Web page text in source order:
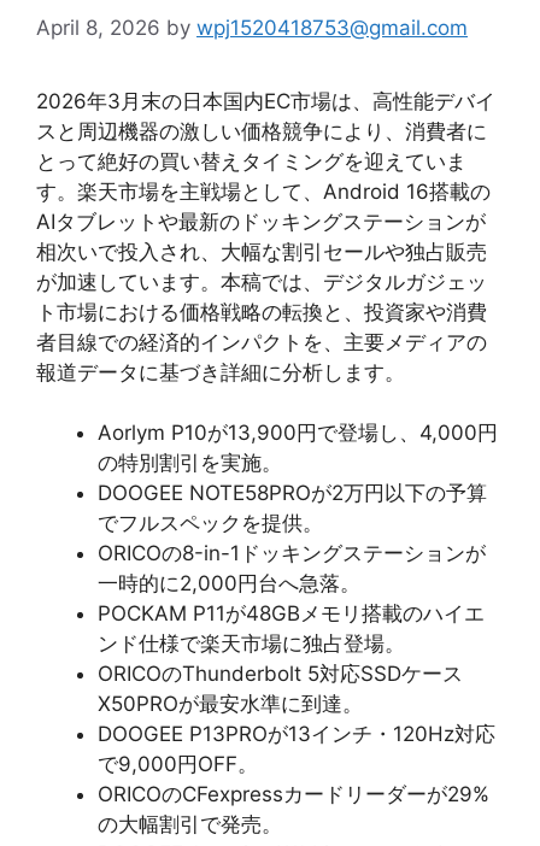
April 8, 2026 by wpj1520418753@gmail.com
2026年3月末の日本国内EC市場は、高性能デバイ
スと周辺機器の激しい価格競争により、消費者に
とって絶好の買い替えタイミングを迎えていま
す。楽天市場を主戦場として、Android 16搭載の
AIタブレットや最新のドッキングステーションが
相次いで投入され、大幅な割引セールや独占販売
が加速しています。本稿では、デジタルガジェッ
ト市場における価格戦略の転換と、投資家や消費
者目線での経済的インパクトを、主要メディアの
報道データに基づき詳細に分析します。
Aorlym P10が13,900円で登場し、4,000円
の特別割引を実施。
DOOGEE NOTE58PROが2万円以下の予算
でフルスペックを提供。
ORICOの8-in-1ドッキングステーションが
一時的に2,000円台へ急落。
POCKAM P11が48GBメモリ搭載のハイエ
ンド仕様で楽天市場に独占登場。
ORICOのThunderbolt 5対応SSDケース
X50PROが最安水準に到達。
DOOGEE P13PROが13インチ・120Hz対応
で9,000円OFF。
ORICOのCFexpressカードリーダーが29%
の大幅割引で発売。